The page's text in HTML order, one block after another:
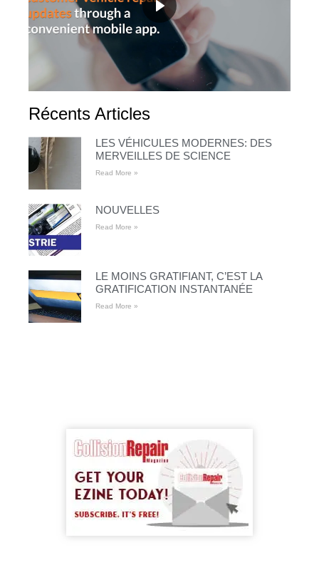
Récents Articles
LES VÉHICULES MODERNES: DES
MERVEILLES DE SCIENCE
Read More »
NOUVELLES
Read More »
LE MOINS GRATIFIANT, C’EST LA
GRATIFICATION INSTANTANÉE
Read More »